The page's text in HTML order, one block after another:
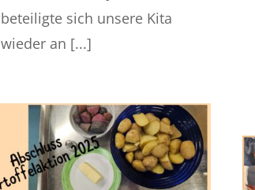
beteiligte sich unsere Kita
wieder an [...]